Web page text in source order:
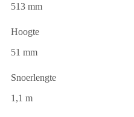
513 mm
Hoogte
51 mm
Snoerlengte
1,1 m